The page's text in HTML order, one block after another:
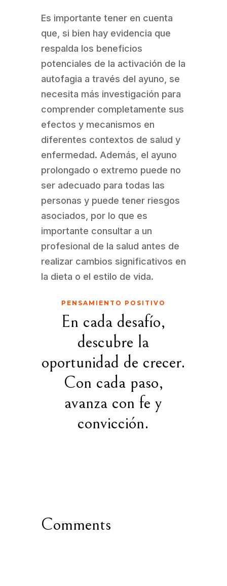
Es importante tener en cuenta
que, si bien hay evidencia que
respalda los beneficios
potenciales de la activación de la
autofagia a través del ayuno, se
necesita más investigación para
comprender completamente sus
efectos y mecanismos en
diferentes contextos de salud y
enfermedad. Además, el ayuno
prolongado o extremo puede no
ser adecuado para todas las
personas y puede tener riesgos
asociados, por lo que es
importante consultar a un
profesional de la salud antes de
realizar cambios significativos en
la dieta o el estilo de vida.
PENSAMIENTO POSITIVO
En cada desafío,
descubre la
oportunidad de crecer.
Con cada paso,
avanza con fe y
convicción.
Comments